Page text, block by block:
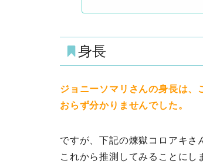
身長
ジョニーソマリさんの身長は
おらず分かりませんでした。
ですが、下記の煉獄コロアキさ
これから推測してみることにし